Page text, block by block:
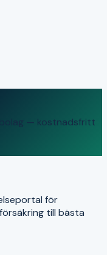
bolag — kostnadsfritt
för
till bästa